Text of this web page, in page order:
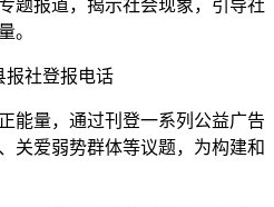
题报道，揭示社会现象，引导社
。
能量，通过刊登一系列公益广告
关爱弱势群体等议题，为构建和